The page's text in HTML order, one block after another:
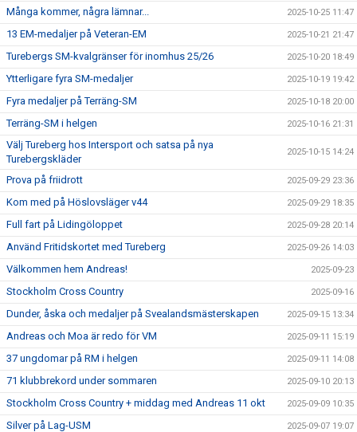
Många kommer, några lämnar... 2025-10-25 11:47
13 EM-medaljer på Veteran-EM 2025-10-21 21:47
Turebergs SM-kvalgränser för inomhus 25/26 2025-10-20 18:49
Ytterligare fyra SM-medaljer 2025-10-19 19:42
Fyra medaljer på Terräng-SM 2025-10-18 20:00
Terräng-SM i helgen 2025-10-16 21:31
Välj Tureberg hos Intersport och satsa på nya
Turebergskläder
2025-10-15 14:24
Prova på friidrott 2025-09-29 23:36
Kom med på Höslovsläger v44 2025-09-29 18:35
Full fart på Lidingöloppet 2025-09-28 20:14
Använd Fritidskortet med Tureberg 2025-09-26 14:03
Välkommen hem Andreas! 2025-09-23
Stockholm Cross Country 2025-09-16
Dunder, åska och medaljer på Svealandsmästerskapen 2025-09-15 13:34
Andreas och Moa är redo för VM 2025-09-11 15:19
37 ungdomar på RM i helgen 2025-09-11 14:08
71 klubbrekord under sommaren 2025-09-10 20:13
Stockholm Cross Country + middag med Andreas 11 okt 2025-09-09 10:35
Silver på Lag-USM 2025-09-07 19:07